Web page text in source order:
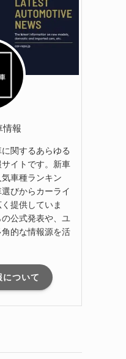
情報
関するあらゆる
イトです。新車
車種ランキン
びからカーライ
提供していま
公式発表や、ユ
的な情報源を活
ついて